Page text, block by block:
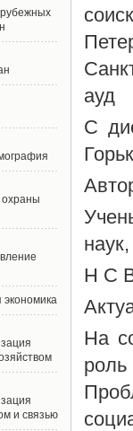
ауд
С
Н С
На
роль
охраны
экономика
и связью